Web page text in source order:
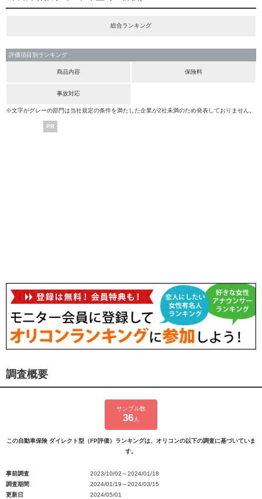
総合ランキング
評価項目別ランキング
商品内容 保険料
事故対応
※文字がグレーの部門は当社規定の条件を満たした企業が2社未満のため発表しておりません。
PR
調査概要
サンプル数
36 人
この自動車保険 ダイレクト型（FP評価）ランキングは、オリコンの以下の調査に基づいていま
す。
事前調査
2023/10/02～2024/01/18
調査期間
2024/01/19～2024/03/15
更新日
2024/05/01